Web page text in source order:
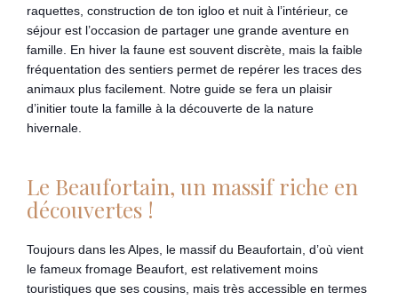
raquettes, construction de ton igloo et nuit à l’intérieur, ce
séjour est l’occasion de partager une grande aventure en
famille. En hiver la faune est souvent discrète, mais la faible
fréquentation des sentiers permet de repérer les traces des
animaux plus facilement. Notre guide se fera un plaisir
d’initier toute la famille à la découverte de la nature
hivernale.
Le Beaufortain, un massif riche en
découvertes !
Toujours dans les Alpes, le massif du Beaufortain, d’où vient
le fameux fromage Beaufort, est relativement moins
touristiques que ses cousins, mais très accessible en termes